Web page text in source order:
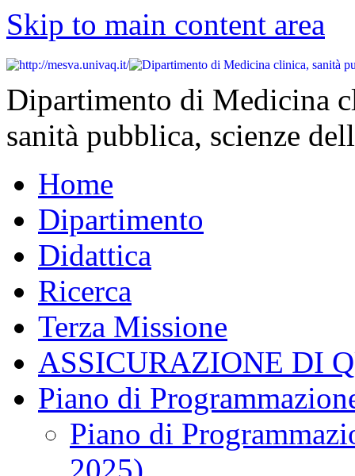
Skip to main content area
Dipartimento di Medicina
sanità pubblica, scienze
Home
Dipartimento
Didattica
Ricerca
Terza Missione
ASSICURAZIONE DI
Piano di
Piano di